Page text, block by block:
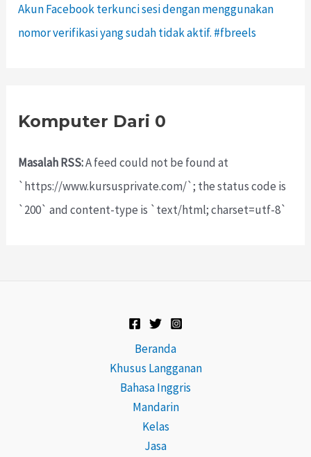
Akun Facebook terkunci sesi dengan menggunakan
nomor verifikasi yang sudah tidak aktif. #fbreels
Komputer Dari 0
Masalah RSS:A feed could not be found at
`https://www.kursusprivate.com/`; the status code is
`200` and content-type is `text/html; charset=utf-8`
Beranda
Khusus Langganan
Bahasa Inggris
Mandarin
Kelas
Jasa